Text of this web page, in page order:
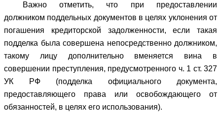
Важно отметить, что при предоставлении
должником поддельных документов в целях уклонения от
погашения кредиторской задолженности, если такая
подделка была совершена непосредственно должником,
такому лицу дополнительно вменяется вина в
совершении преступления, предусмотренного ч. 1 ст. 327
УК РФ (подделка официального документа,
предоставляющего права или освобождающего от
обязанностей, в целях его использования).